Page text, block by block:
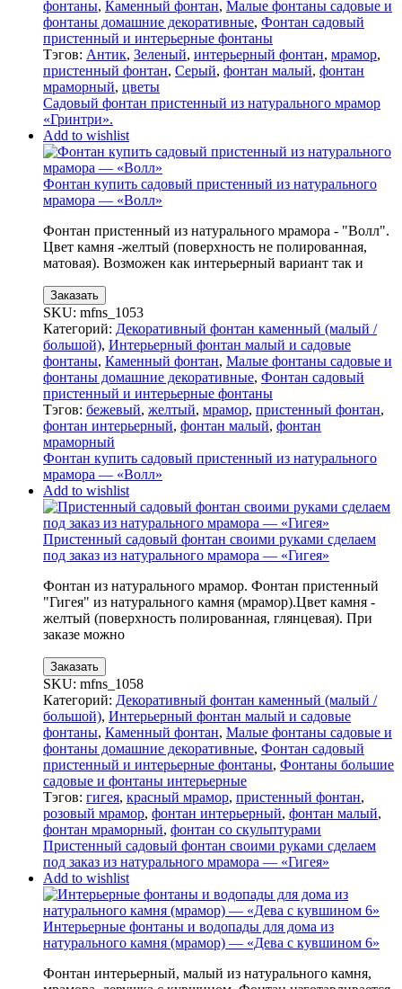
фонтаны, Каменный фонтан, Малые фонтаны садовые и
фонтаны домашние декоративные, Фонтан садовый
пристенный и интерьерные фонтаны
Тэгов: Антик, Зеленый, интерьерный фонтан, мрамор,
пристенный фонтан, Серый, фонтан малый, фонтан
мраморный, цветы
Садовый фонтан пристенный из натурального мрамор
«Гринтри».
Add to wishlist
Фонтан купить садовый пристенный из натурального
мрамора — «Волл»
Фонтан пристенный из натурального мрамора - "Волл".
Цвет камня -желтый (поверхность не полированная,
матовая). Возможен как интерьерный вариант так и
Заказать
SKU: mfns_1053
Категорий: Декоративный фонтан каменный (малый /
большой), Интерьерный фонтан малый и садовые
фонтаны, Каменный фонтан, Малые фонтаны садовые и
фонтаны домашние декоративные, Фонтан садовый
пристенный и интерьерные фонтаны
Тэгов: бежевый, желтый, мрамор, пристенный фонтан,
фонтан интерьерный, фонтан малый, фонтан
мраморный
Фонтан купить садовый пристенный из натурального
мрамора — «Волл»
Add to wishlist
Пристенный садовый фонтан своими руками сделаем
под заказ из натурального мрамора — «Гигея»
Фонтан из натурального мрамор. Фонтан пристенный
"Гигея" из натурального камня (мрамор).Цвет камня -
желтый (поверхность полированная, глянцевая). При
заказе можно
Заказать
SKU: mfns_1058
Категорий: Декоративный фонтан каменный (малый /
большой), Интерьерный фонтан малый и садовые
фонтаны, Каменный фонтан, Малые фонтаны садовые и
фонтаны домашние декоративные, Фонтан садовый
пристенный и интерьерные фонтаны, Фонтаны большие
садовые и фонтаны интерьерные
Тэгов: гигея, красный мрамор, пристенный фонтан,
розовый мрамор, фонтан интерьерный, фонтан малый,
фонтан мраморный, фонтан со скульптурами
Пристенный садовый фонтан своими руками сделаем
под заказ из натурального мрамора — «Гигея»
Add to wishlist
Интерьерные фонтаны и водопады для дома из
натурального камня (мрамор) — «Дева с кувшином 6»
Фонтан интерьерный, малый из натурального камня,